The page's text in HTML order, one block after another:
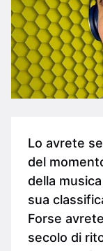
Lo avrete
del
della
sua
Forse
secolo di